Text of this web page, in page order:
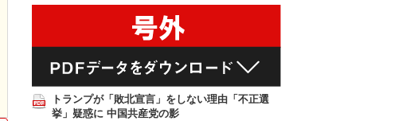
トランプが「敗北宣言」をしない理由「不正選
挙」疑惑に 中国共産党の影